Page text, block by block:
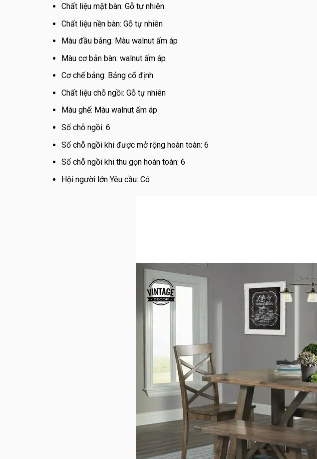
Chất liệu mặt bàn: Gỗ tự nhiên
Chất liệu nền bàn: Gỗ tự nhiên
Màu đầu bảng: Màu walnut ấm áp
Màu cơ bản bàn: walnut ấm áp
Cơ chế bảng: Bảng cố định
Chất liệu chỗ ngồi: Gỗ tự nhiên
Màu ghế: Màu walnut ấm áp
Số chỗ ngồi: 6
Số chỗ ngồi khi được mở rộng hoàn toàn: 6
Số chỗ ngồi khi thu gọn hoàn toàn: 6
Hội người lớn Yêu cầu: Có